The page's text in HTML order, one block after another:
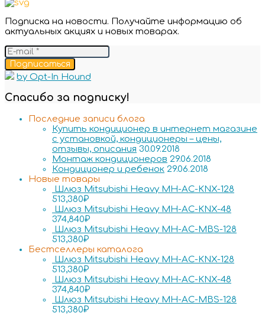
Подписка на новости. Получайте информацию об
актуальных акциях и новых товарах.
Подписаться
by Opt-In Hound
Спасибо за подписку!
Последние записи блога
Купить кондиционер в интернет магазине
с установкой, кондиционеры – цены,
отзывы, описания 30.09.2018
Монтаж кондиционеров 29.06.2018
Кондиционер и ребенок 29.06.2018
Новые товары
Шлюз Mitsubishi Heavy MH-AC-KNX-128
513,380₽
Шлюз Mitsubishi Heavy MH-AC-KNX-48
374,840₽
Шлюз Mitsubishi Heavy MH-AC-MBS-128
513,380₽
Бестселлеры каталога
Шлюз Mitsubishi Heavy MH-AC-KNX-128
513,380₽
Шлюз Mitsubishi Heavy MH-AC-KNX-48
374,840₽
Шлюз Mitsubishi Heavy MH-AC-MBS-128
513,380₽